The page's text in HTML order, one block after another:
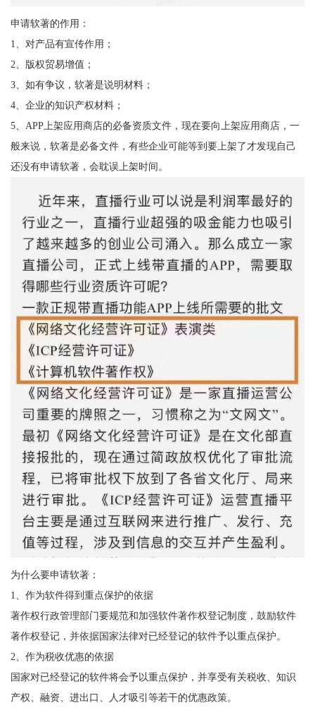
申请软著的作用：
1、对产品有宣传作用；
2、版权贸易增值；
3、如有争议，软著是说明材料；
4、企业的知识产权材料；
5、APP上架应用商店的必备资质文件，现在要向上架应用商店，一
般来说，软著是必备文件，有些企业可能等到要上架了才发现自己
还没有申请软著，会耽误上架时间。
为什么要申请软著：
1、作为软件得到重点保护的依据
著作权行政管理部门要规范和加强软件著作权登记制度，鼓励软件
著作权登记，并依据国家法律对已经登记的软件予以重点保护。
2、作为税收优惠的依据
国家对已经登记的软件将会予以重点保护，并享受有关税收、知识
产权、融资、进出口、人才吸引等若干的优惠政策。